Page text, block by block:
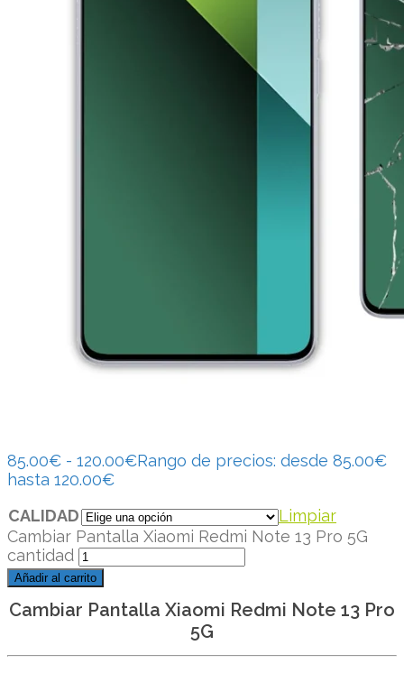
85.00€ - 120.00€Rango de precios: desde 85.00€
hasta 120.00€
CALIDAD
Limpiar
Cambiar Pantalla Xiaomi Redmi Note 13 Pro 5G
cantidad
Añadir al carrito
Cambiar Pantalla Xiaomi Redmi Note 13 Pro
5G